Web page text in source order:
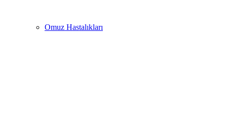
Omuz Hastalıkları